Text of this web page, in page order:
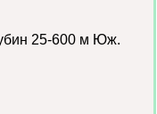
25-600 м Юж.